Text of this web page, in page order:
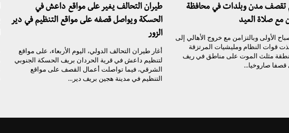
تقصف مدن وبلدات في محافظة
مع صلاة العيد
الأولى وبالتزامن مع خروج الأهالي إلى
قوات النظام ومليشيات المرتزقة
مثلث الموت على مناطق في ريف
قصفا صاروخيا...
طيران التحالف يغير على مواقع داعش في
الحسكة ويواصل قصفه على مواقع التنظيم في دير
الزور
أغار طيران التحالف الدولي، اليوم الأربعاء، على مواقع
لتنظيم داعش في قرية الحردان بريف الحسكة الجنوبي
الشرقي، فيما تواصلت أعمال القصف على مواقع
التنظيم في مدينة هجين بريف دير...